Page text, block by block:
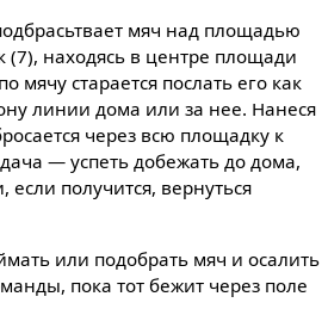
мяч над площадью
находясь в центре площади
мячу старается послать его как
линии дома или за нее. Нанеся
через всю площадку к
— успеть добежать до дома,
получится, вернуться
или подобрать мяч и осалить
пока тот бежит через поле